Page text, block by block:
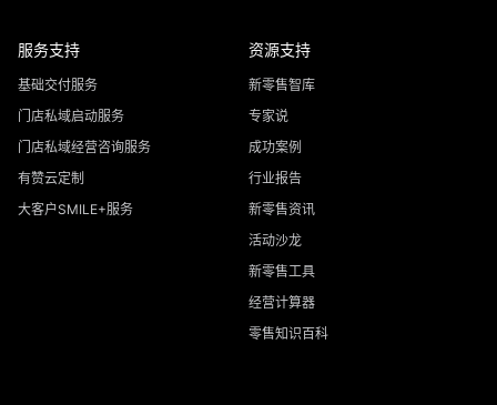
服务支持
基础交付服务
门店私域启动服务
门店私域经营咨询服务
有赞云定制
大客户SMILE+服务
资源支持
新零售智库
专家说
成功案例
行业报告
新零售资讯
活动沙龙
新零售工具
经营计算器
零售知识百科